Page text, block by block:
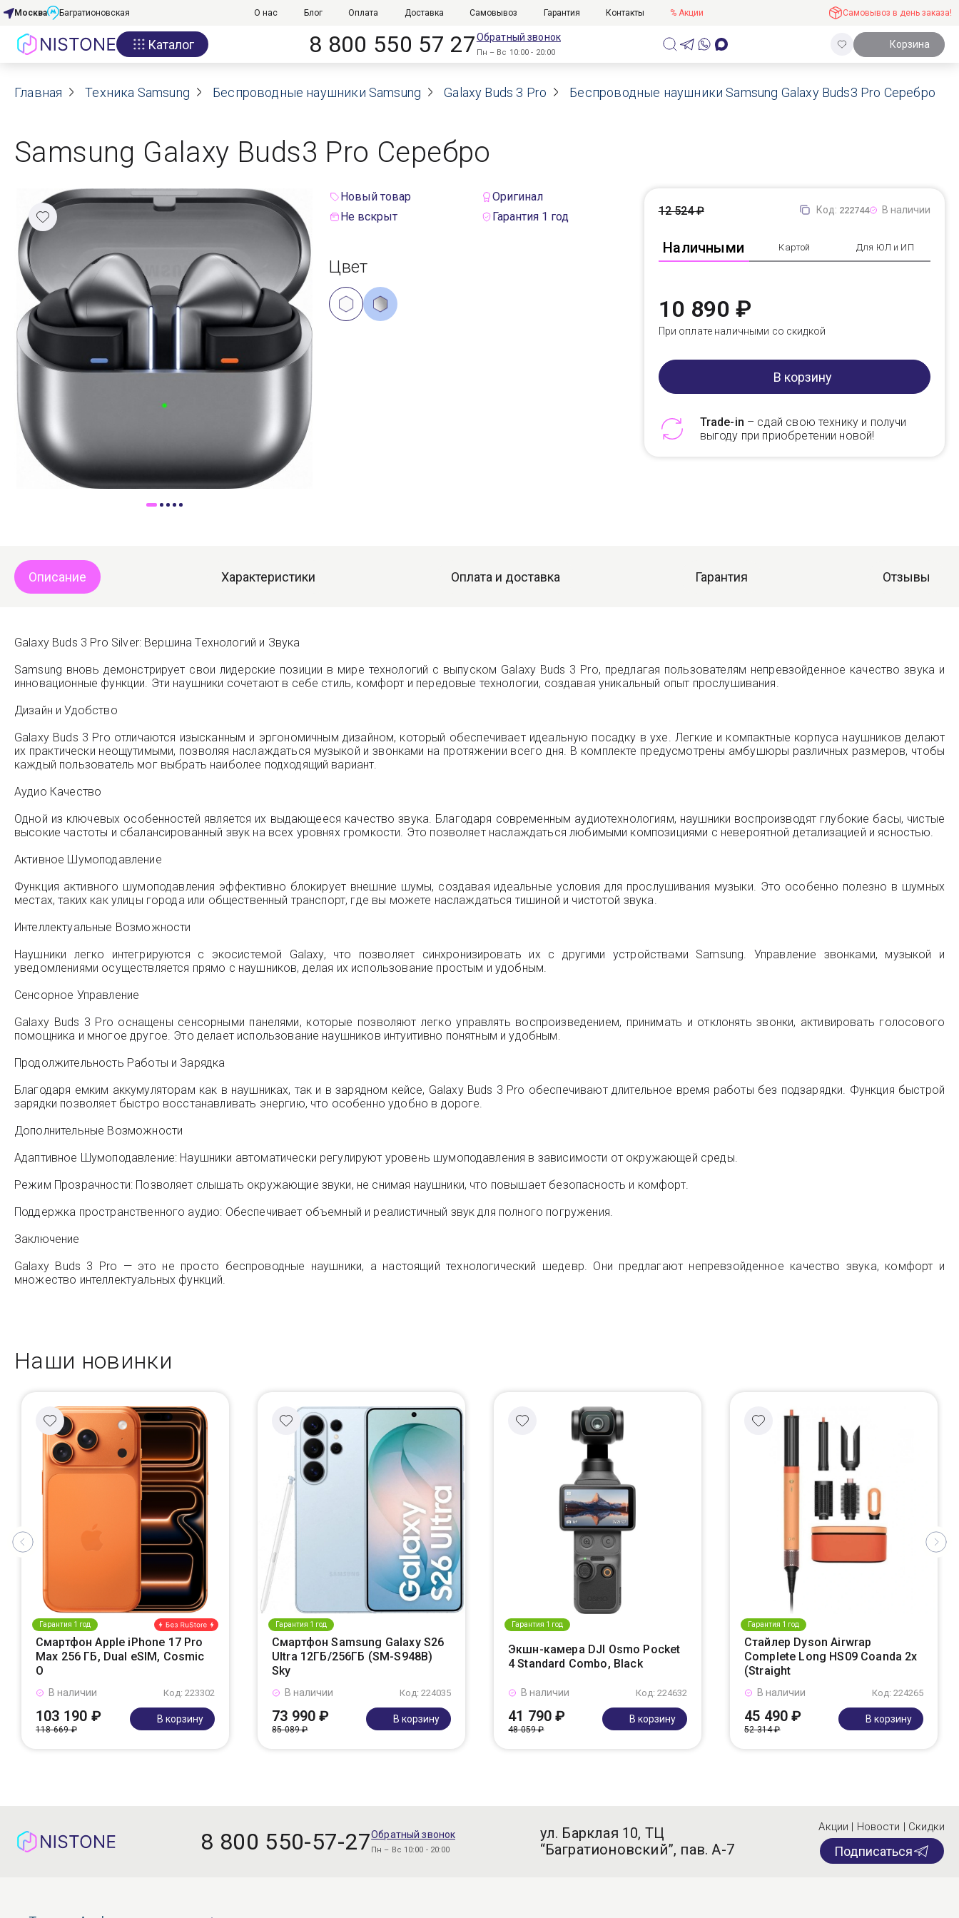
Акции
О нас
Договор оферты
Реквизиты
Гарантия
Оплата
Доставка
Москва Багратионовская О нас Блог Оплата Доставка Самовывоз Гарантия Контакты % Акции Самовывоз в день заказа!
Каталог 8 800 550 57 27Обратный звонок
Пн – Вс 10:00 - 20:00
Корзина
Главная Техника Samsung Беспроводные наушники Samsung Galaxy Buds 3 Pro Беспроводные наушники Samsung Galaxy Buds3 Pro Серебро
Samsung Galaxy Buds3 Pro Серебро
Новый товар
Оригинал
Не вскрыт
Гарантия 1 год
Цвет
Код: 222744 В наличии
Наличными Картой Для ЮЛ и ИП
12 524 ₽
10 890 ₽
При оплате наличными со скидкой
В корзину
Trade-in – сдай свою технику и получи
выгоду при приобретении новой!
Описание Характеристики Оплата и доставка Гарантия Отзывы
Galaxy Buds 3 Pro Silver: Вершина Технологий и Звука
Samsung вновь демонстрирует свои лидерские позиции в мире технологий с выпуском Galaxy Buds 3 Pro, предлагая пользователям непревзойденное качество звука и
инновационные функции. Эти наушники сочетают в себе стиль, комфорт и передовые технологии, создавая уникальный опыт прослушивания.
Дизайн и Удобство
Galaxy Buds 3 Pro отличаются изысканным и эргономичным дизайном, который обеспечивает идеальную посадку в ухе. Легкие и компактные корпуса наушников делают
их практически неощутимыми, позволяя наслаждаться музыкой и звонками на протяжении всего дня. В комплекте предусмотрены амбушюры различных размеров, чтобы
каждый пользователь мог выбрать наиболее подходящий вариант.
Аудио Качество
Одной из ключевых особенностей является их выдающееся качество звука. Благодаря современным аудиотехнологиям, наушники воспроизводят глубокие басы, чистые
высокие частоты и сбалансированный звук на всех уровнях громкости. Это позволяет наслаждаться любимыми композициями с невероятной детализацией и ясностью.
Активное Шумоподавление
Функция активного шумоподавления эффективно блокирует внешние шумы, создавая идеальные условия для прослушивания музыки. Это особенно полезно в шумных
местах, таких как улицы города или общественный транспорт, где вы можете наслаждаться тишиной и чистотой звука.
Интеллектуальные Возможности
Наушники легко интегрируются с экосистемой Galaxy, что позволяет синхронизировать их с другими устройствами Samsung. Управление звонками, музыкой и
уведомлениями осуществляется прямо с наушников, делая их использование простым и удобным.
Сенсорное Управление
Galaxy Buds 3 Pro оснащены сенсорными панелями, которые позволяют легко управлять воспроизведением, принимать и отклонять звонки, активировать голосового
помощника и многое другое. Это делает использование наушников интуитивно понятным и удобным.
Продолжительность Работы и Зарядка
Благодаря емким аккумуляторам как в наушниках, так и в зарядном кейсе, Galaxy Buds 3 Pro обеспечивают длительное время работы без подзарядки. Функция быстрой
зарядки позволяет быстро восстанавливать энергию, что особенно удобно в дороге.
Дополнительные Возможности
Адаптивное Шумоподавление: Наушники автоматически регулируют уровень шумоподавления в зависимости от окружающей среды.
Режим Прозрачности: Позволяет слышать окружающие звуки, не снимая наушники, что повышает безопасность и комфорт.
Поддержка пространственного аудио: Обеспечивает объемный и реалистичный звук для полного погружения.
Заключение
Galaxy Buds 3 Pro — это не просто беспроводные наушники, а настоящий технологический шедевр. Они предлагают непревзойденное качество звука, комфорт и
множество интеллектуальных функций.
Наши новинки
Гарантия 1 год
Смартфон Apple iPhone 17 Pro
Max 256 ГБ, Dual eSIM, Cosmic
O
Код: 223302
В наличии
103 190 ₽
118 669 ₽
В корзину
Гарантия 1 год
Смартфон Samsung Galaxy S26
Ultra 12ГБ/256ГБ (SM-S948B)
Sky
Код: 224035
В наличии
73 990 ₽
85 089 ₽
В корзину
Гарантия 1 год
Экшн-камера DJI Osmo Pocket
4 Standard Combo, Black
Код: 224632
В наличии
41 790 ₽
48 059 ₽
В корзину
Гарантия 1 год
Стайлер Dyson Airwrap
Complete Long HS09 Coanda 2x
(Straight
Код: 224265
В наличии
45 490 ₽
52 314 ₽
В корзину
8 800 550-57-27Обратный звонок
Пн – Вс 10:00 - 20:00
ул. Барклая 10, ТЦ
“Багратионовский”, пав. А-7
Акции | Новости | Скидки
Подписаться